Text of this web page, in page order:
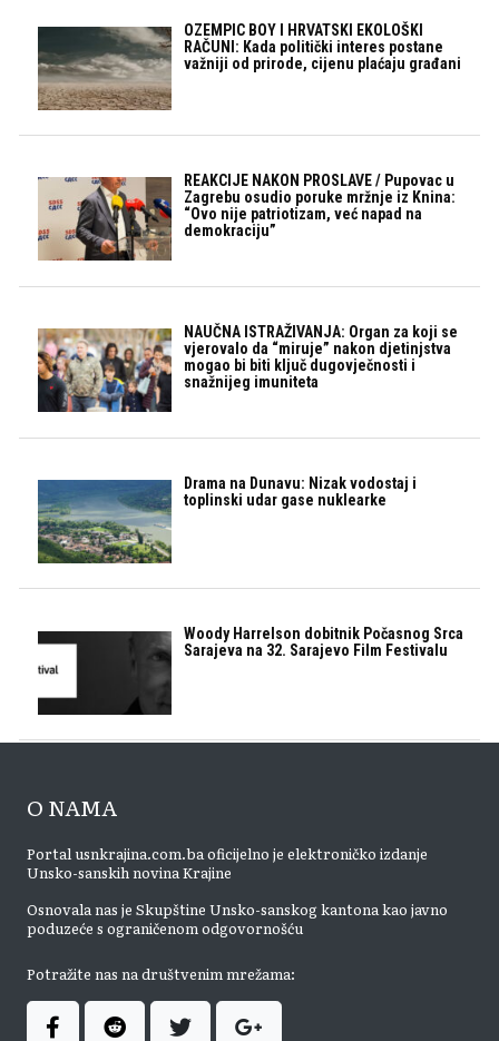
OZEMPIC BOY I HRVATSKI EKOLOŠKI
RAČUNI: Kada politički interes postane
važniji od prirode, cijenu plaćaju građani
REAKCIJE NAKON PROSLAVE / Pupovac u
Zagrebu osudio poruke mržnje iz Knina:
“Ovo nije patriotizam, već napad na
demokraciju”
NAUČNA ISTRAŽIVANJA: Organ za koji se
vjerovalo da “miruje” nakon djetinjstva
mogao bi biti ključ dugovječnosti i
snažnijeg imuniteta
Drama na Dunavu: Nizak vodostaj i
toplinski udar gase nuklearke
Woody Harrelson dobitnik Počasnog Srca
Sarajeva na 32. Sarajevo Film Festivalu
O NAMA
Portal usnkrajina.com.ba oficijelno je elektroničko izdanje
Unsko-sanskih novina Krajine
Osnovala nas je Skupštine Unsko-sanskog kantona kao javno
poduzeće s ograničenom odgovornošću
Potražite nas na društvenim mrežama: